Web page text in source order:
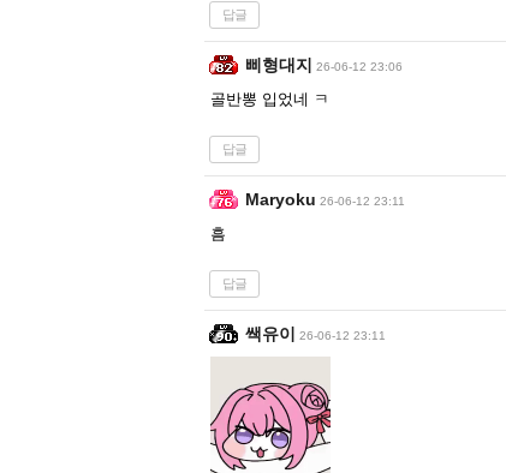
답글
삐형대지 26-06-12 23:06
골반뽕 입었네 ㅋ
답글
Maryoku 26-06-12 23:11
흠
답글
쌕유이 26-06-12 23:11